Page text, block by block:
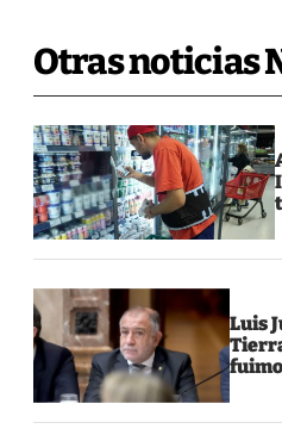
Otras noticias
Luis